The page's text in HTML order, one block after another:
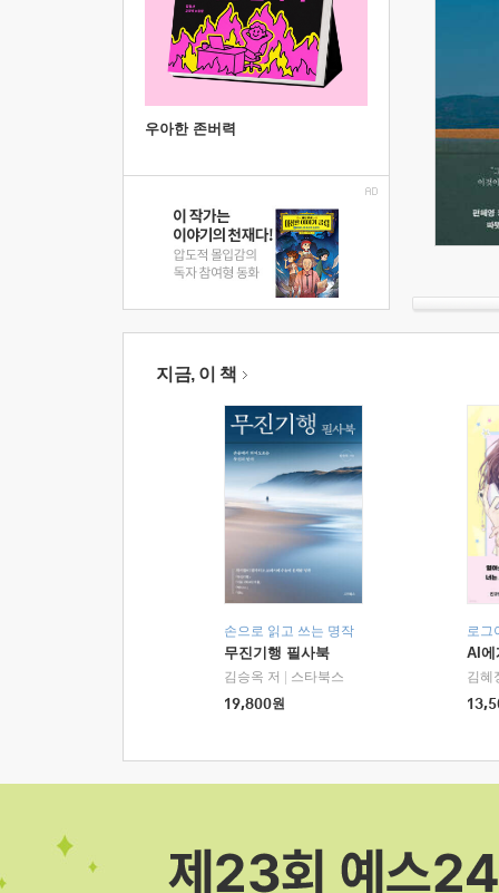
우아한 존버력
지금, 이 책
손으로 읽고 쓰는 명작
무진기행 필사북
김승옥 저
스타북스
19,800원
로그
AI에
김혜